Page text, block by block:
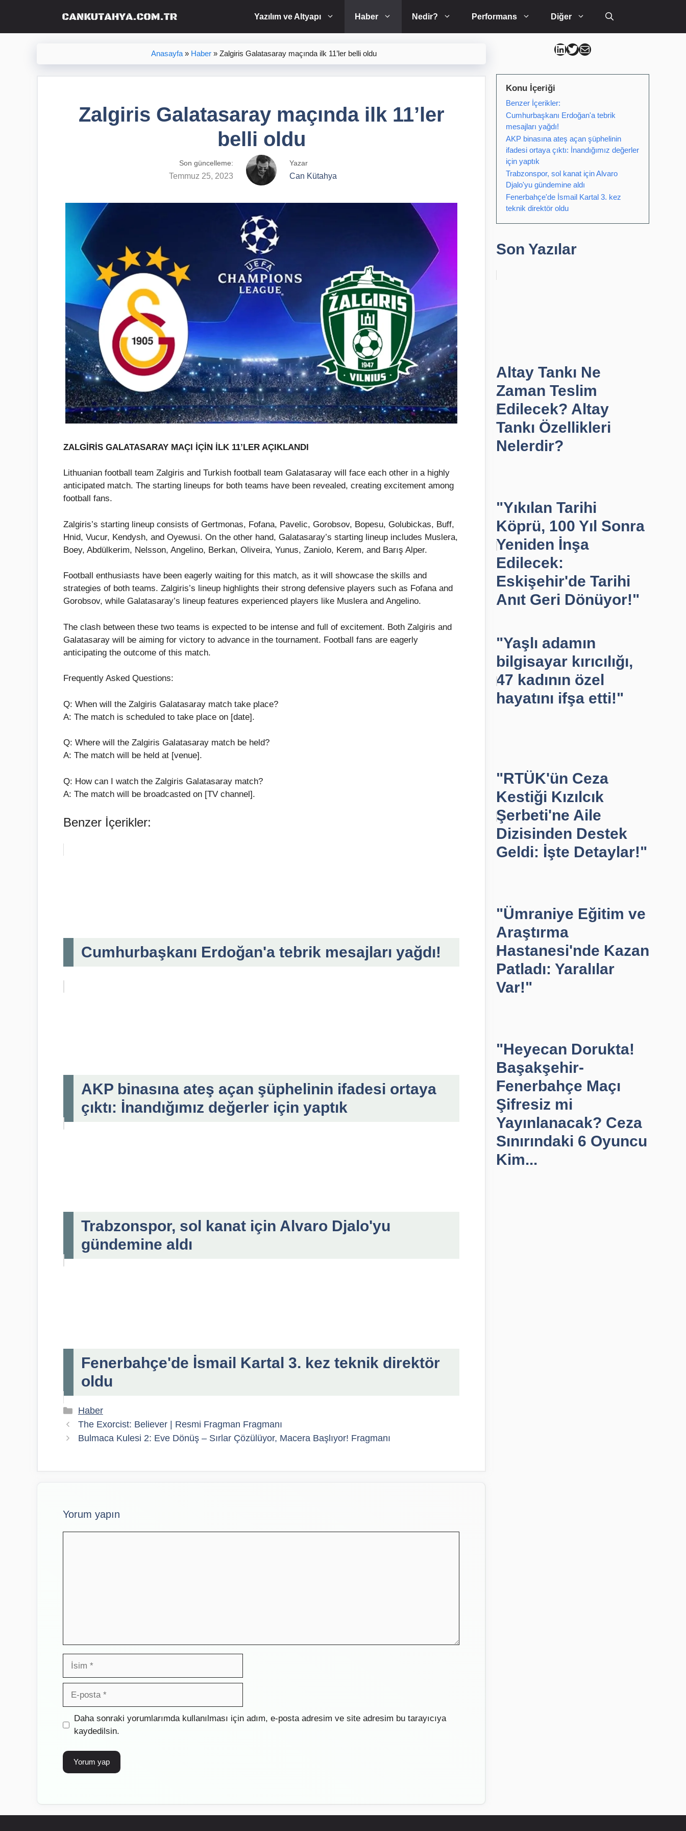
Yazılım ve Altyapı Haber Nedir? Performans Diğer
Anasayfa » Haber » Zalgiris Galatasaray maçında ilk 11’ler belli oldu
Zalgiris Galatasaray maçında ilk 11’ler
belli oldu
Son güncelleme:
Temmuz 25, 2023
Yazar
Can Kütahya
ZALGİRİS GALATASARAY MAÇI İÇİN İLK 11’LER AÇIKLANDI
Lithuanian football team Zalgiris and Turkish football team Galatasaray will face each other in a highly
anticipated match. The starting lineups for both teams have been revealed, creating excitement among
football fans.
Zalgiris’s starting lineup consists of Gertmonas, Fofana, Pavelic, Gorobsov, Bopesu, Golubickas, Buff,
Hnid, Vucur, Kendysh, and Oyewusi. On the other hand, Galatasaray’s starting lineup includes Muslera,
Boey, Abdülkerim, Nelsson, Angelino, Berkan, Oliveira, Yunus, Zaniolo, Kerem, and Barış Alper.
Football enthusiasts have been eagerly waiting for this match, as it will showcase the skills and
strategies of both teams. Zalgiris’s lineup highlights their strong defensive players such as Fofana and
Gorobsov, while Galatasaray’s lineup features experienced players like Muslera and Angelino.
The clash between these two teams is expected to be intense and full of excitement. Both Zalgiris and
Galatasaray will be aiming for victory to advance in the tournament. Football fans are eagerly
anticipating the outcome of this match.
Frequently Asked Questions:
Q: When will the Zalgiris Galatasaray match take place?
A: The match is scheduled to take place on [date].
Q: Where will the Zalgiris Galatasaray match be held?
A: The match will be held at [venue].
Q: How can I watch the Zalgiris Galatasaray match?
A: The match will be broadcasted on [TV channel].
Benzer İçerikler:
Cumhurbaşkanı Erdoğan'a tebrik mesajları yağdı!
AKP binasına ateş açan şüphelinin ifadesi ortaya
çıktı: İnandığımız değerler için yaptık
Trabzonspor, sol kanat için Alvaro Djalo'yu
gündemine aldı
Fenerbahçe'de İsmail Kartal 3. kez teknik direktör
oldu
Kategoriler
Haber
The Exorcist: Believer | Resmi Fragman Fragmanı
Bulmaca Kulesi 2: Eve Dönüş – Sırlar Çözülüyor, Macera Başlıyor! Fragmanı
Yorum yapın
İsim
posta
İnternet
sitesi
Daha sonraki yorumlarımda kullanılması için adım, e-posta adresim ve site adresim bu tarayıcıya
kaydedilsin.
Can Kütahya Linkedin
Can Kütahya Twitter
Can Kütahya Mail
Konu İçeriği
Benzer İçerikler:
Cumhurbaşkanı Erdoğan'a tebrik
mesajları yağdı!
AKP binasına ateş açan şüphelinin
ifadesi ortaya çıktı: İnandığımız değerler
için yaptık
Trabzonspor, sol kanat için Alvaro
Djalo'yu gündemine aldı
Fenerbahçe'de İsmail Kartal 3. kez
teknik direktör oldu
Son Yazılar
Altay Tankı Ne
Zaman Teslim
Edilecek? Altay
Tankı Özellikleri
Nelerdir?
"Yıkılan Tarihi
Köprü, 100 Yıl Sonra
Yeniden İnşa
Edilecek:
Eskişehir'de Tarihi
Anıt Geri Dönüyor!"
"Yaşlı adamın
bilgisayar kırıcılığı,
47 kadının özel
hayatını ifşa etti!"
"RTÜK'ün Ceza
Kestiği Kızılcık
Şerbeti'ne Aile
Dizisinden Destek
Geldi: İşte Detaylar!"
"Ümraniye Eğitim ve
Araştırma
Hastanesi'nde Kazan
Patladı: Yaralılar
Var!"
"Heyecan Dorukta!
Başakşehir-
Fenerbahçe Maçı
Şifresiz mi
Yayınlanacak? Ceza
Sınırındaki 6 Oyuncu
Kim...